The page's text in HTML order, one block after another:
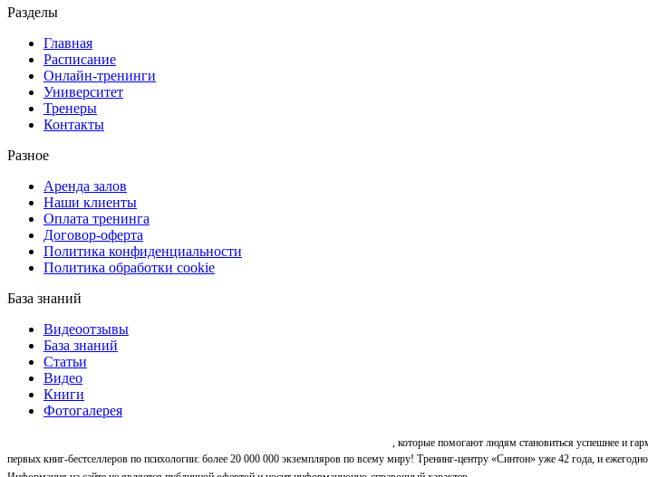
Разделы
Главная
Расписание
Онлайн-тренинги
Университет
Тренеры
Контакты
Разное
Аренда залов
Наши клиенты
Оплата тренинга
Договор-оферта
Политика конфиденциальности
Политика обработки cookie
База знаний
Видеоотзывы
База знаний
Статьи
Видео
Книги
Фотогалерея
, которые помогают людям становиться успешнее и
первых книг-бестселлеров по психологии: более 20 000 000 экземпляров по всему миру! Тренинг-центру «Синтон» уже 42 года, и